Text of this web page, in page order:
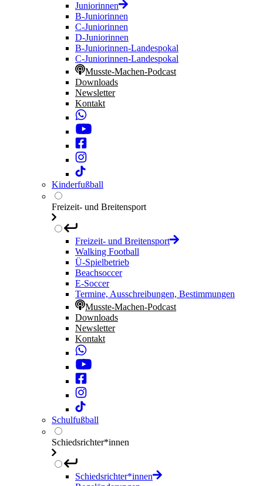
Juniorinnen
B-Juniorinnen
C-Juniorinnen
D-Juniorinnen
B-Juniorinnen-Landespokal
C-Juniorinnen-Landespokal
Musste-Machen-Podcast
Downloads
Newsletter
Kontakt
Kinderfußball
Freizeit- und Breitensport
Freizeit- und Breitensport
Walking Football
Ü-Spielbetrieb
Beachsoccer
E-Soccer
Termine, Ausschreibungen, Bestimmungen
Musste-Machen-Podcast
Downloads
Newsletter
Kontakt
Schulfußball
Schiedsrichter*innen
Schiedsrichter*innen